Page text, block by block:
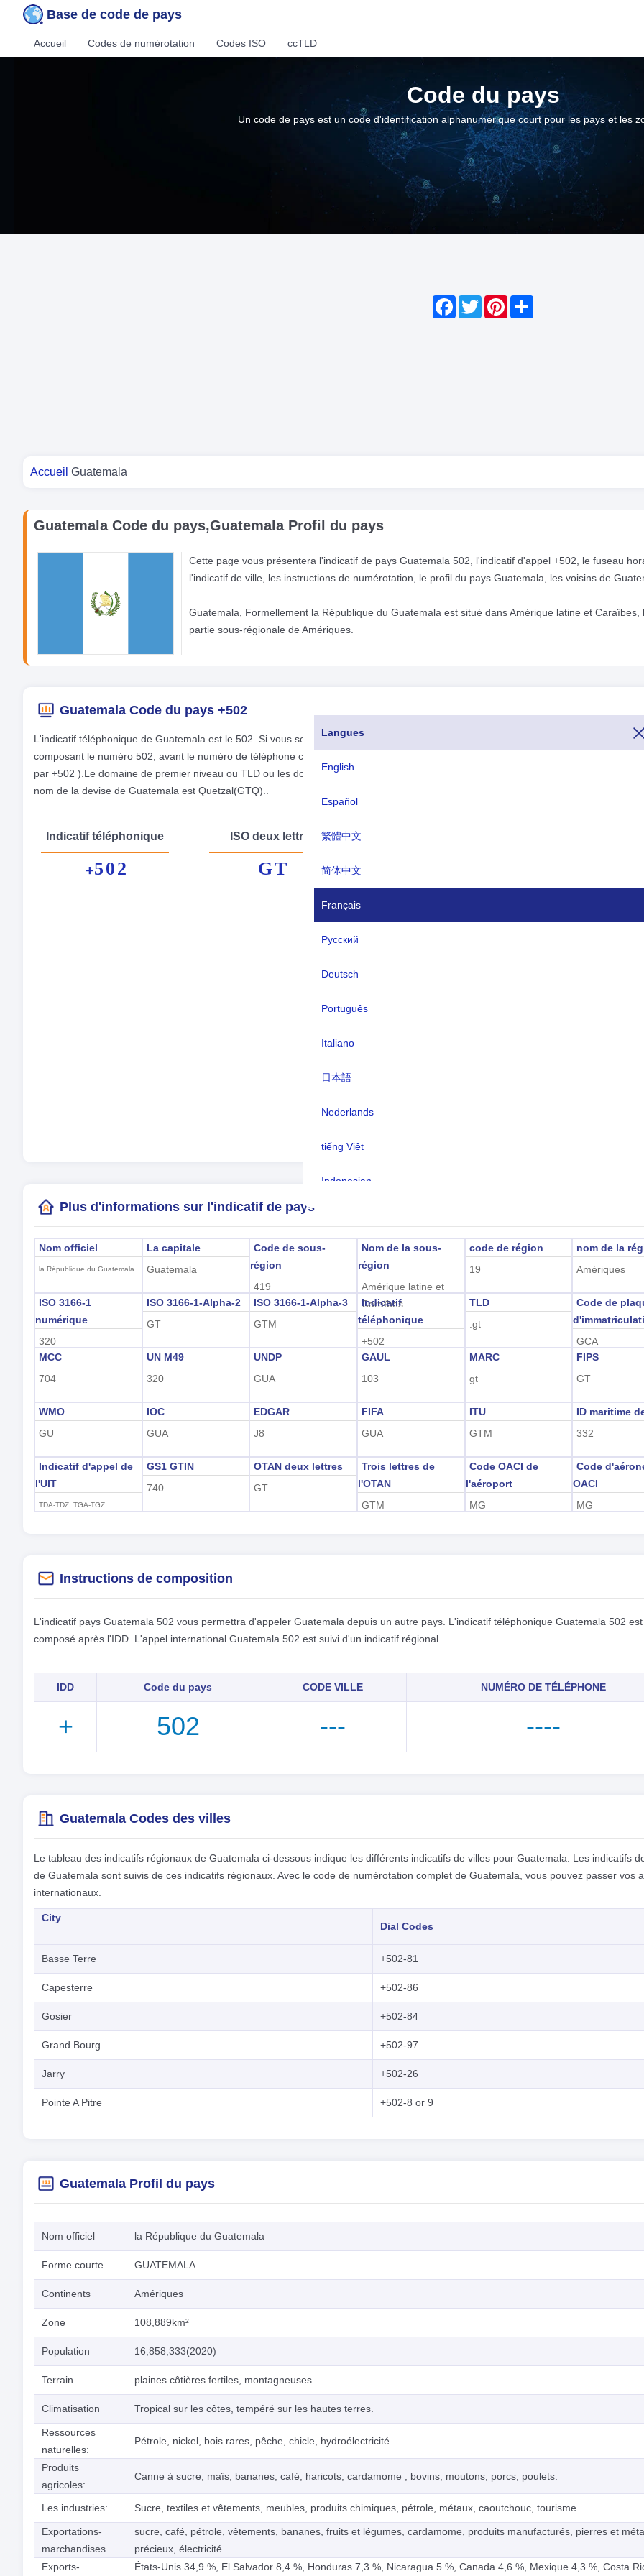
Base de code de pays
Langues
English
Español
繁體中文
简体中文
Français
Русский
Deutsch
Português
Italiano
日本語
Nederlands
tiếng Việt
Indonesian
हिंदी
Accueil Codes de numérotation Codes ISO ccTLD
Code du pays
Un code de pays est un code d'identification alphanumérique court pour les pays et les
Facebook
Twitter
Pinterest
Share
Vous êtes ici
Accueil Guatemala
Guatemala Code du pays,Guatemala Profil du pays
Cette page vous présentera l'indicatif de pays Guatemala 502, l'indicatif d'appel +502, le fuseau
l'indicatif de ville, les instructions de numérotation, le profil du pays Guatemala, les voisins de
Guatemala, Formellement la République du Guatemala est situé dans Amérique latine et Caraïbes,
partie sous-régionale de Amériques.
Guatemala Code du pays +502
L'indicatif téléphonique de Guatemala est le 502. Si vous souhaitez appeler Guatemala depuis un autre pays, vous pouvez le faire en
composant le numéro 502, avant le numéro de téléphone complet (l'indicatif téléphonique ou l'indicatif téléphonique de Guatemala
par +502 ).Le domaine de premier niveau ou TLD ou les domaines Internet spécifiques à un pays pour Guatemala se terminent par
nom de la devise de Guatemala est Quetzal(GTQ)..
Indicatif téléphonique
+502
ISO deux lettres
GT
Nom officiel: la République du Guatemala
Monnaie:
Langues:
Heure d'été:
Heure locale:
Plus d'informations sur l'indicatif de pays
Nom officiel
la République du Guatemala
La capitale
Guatemala
Code de sous-
région
419
Nom de la sous-
région
Amérique latine et
Caraïbes
code de région
19
nom de la
Amériques
ISO 3166-1
numérique
320
ISO 3166-1-Alpha-2
GT
ISO 3166-1-Alpha-3
GTM
Indicatif
téléphonique
+502
TLD
.gt
Code de
GCA
MCC
704
UN M49
320
UNDP
GUA
GAUL
103
MARC
gt
FIPS
GT
WMO
GU
IOC
GUA
EDGAR
J8
FIFA
GUA
ITU
GTM
ID maritime
332
Indicatif d'appel de
l'UIT
TDA-TDZ, TGA-TGZ
GS1 GTIN
740
OTAN deux lettres
GT
Trois lettres de
l'OTAN
GTM
Code OACI de
l'aéroport
MG
Code
OACI
MG
Instructions de composition
L'indicatif pays Guatemala 502 vous permettra d'appeler Guatemala depuis un autre pays. L'indicatif téléphonique Guatemala 502 est
composé après l'IDD. L'appel international Guatemala 502 est suivi d'un indicatif régional.
IDD Code du pays CODE VILLE NUMÉRO DE TÉLÉPHONE
+ 502 --- ----
Guatemala Codes des villes
Le tableau des indicatifs régionaux de Guatemala ci-dessous indique les différents indicatifs de villes pour Guatemala. Les indicatifs
de Guatemala sont suivis de ces indicatifs régionaux. Avec le code de numérotation complet de Guatemala, vous pouvez passer vos
internationaux.
City
Dial Codes
Basse Terre +502-81
Capesterre +502-86
Gosier +502-84
Grand Bourg +502-97
Jarry +502-26
Pointe A Pitre +502-8 or 9
Guatemala Profil du pays
Nom officiel la République du Guatemala
Forme courte GUATEMALA
Continents Amériques
Zone 108,889km²
Population 16,858,333(2020)
Terrain plaines côtières fertiles, montagneuses.
Climatisation Tropical sur les côtes, tempéré sur les hautes terres.
Ressources
naturelles:
Pétrole, nickel, bois rares, pêche, chicle, hydroélectricité.
Produits
agricoles:
Canne à sucre, maïs, bananes, café, haricots, cardamome ; bovins, moutons, porcs, poulets.
Les industries: Sucre, textiles et vêtements, meubles, produits chimiques, pétrole, métaux, caoutchouc, tourisme.
Exportations-
marchandises
sucre, café, pétrole, vêtements, bananes, fruits et légumes, cardamome, produits manufacturés, pierres et
précieux, électricité
Exports-
États-Unis 34,9 %, El Salvador 8,4 %, Honduras 7,3 %, Nicaragua 5 %, Canada 4,6 %, Mexique 4,3 %, Costa